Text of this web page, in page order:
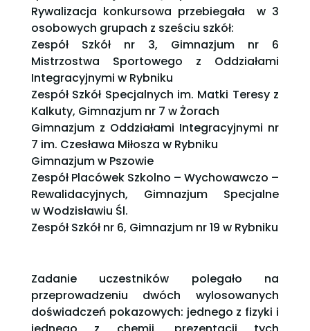
Rywalizacja konkursowa przebiegała w 3
osobowych grupach z sześciu szkół:
Zespół Szkół nr 3, Gimnazjum nr 6
Mistrzostwa Sportowego z Oddziałami
Integracyjnymi w Rybniku
Zespół Szkół Specjalnych im. Matki Teresy z
Kalkuty, Gimnazjum nr 7 w Żorach
Gimnazjum z Oddziałami Integracyjnymi nr
7 im. Czesława Miłosza w Rybniku
Gimnazjum w Pszowie
Zespół Placówek Szkolno – Wychowawczo –
Rewalidacyjnych, Gimnazjum Specjalne
w Wodzisławiu Śl.
Zespół Szkół nr 6, Gimnazjum nr 19 w Rybniku
Zadanie uczestników polegało na
przeprowadzeniu dwóch wylosowanych
doświadczeń pokazowych: jednego z fizyki i